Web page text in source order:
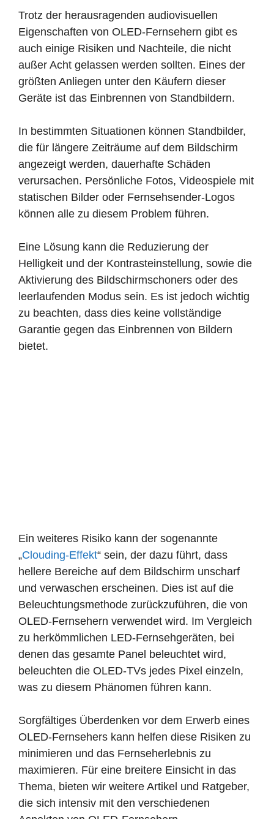
Trotz der herausragenden audiovisuellen
Eigenschaften von OLED-Fernsehern gibt es
auch einige Risiken und Nachteile, die nicht
außer Acht gelassen werden sollten. Eines der
größten Anliegen unter den Käufern dieser
Geräte ist das Einbrennen von Standbildern.
In bestimmten Situationen können Standbilder,
die für längere Zeiträume auf dem Bildschirm
angezeigt werden, dauerhafte Schäden
verursachen. Persönliche Fotos, Videospiele mit
statischen Bilder oder Fernsehsender-Logos
können alle zu diesem Problem führen.
Eine Lösung kann die Reduzierung der
Helligkeit und der Kontrasteinstellung, sowie die
Aktivierung des Bildschirmschoners oder des
leerlaufenden Modus sein. Es ist jedoch wichtig
zu beachten, dass dies keine vollständige
Garantie gegen das Einbrennen von Bildern
bietet.
Ein weiteres Risiko kann der sogenannte
„Clouding-Effekt“ sein, der dazu führt, dass
hellere Bereiche auf dem Bildschirm unscharf
und verwaschen erscheinen. Dies ist auf die
Beleuchtungsmethode zurückzuführen, die von
OLED-Fernsehern verwendet wird. Im Vergleich
zu herkömmlichen LED-Fernsehgeräten, bei
denen das gesamte Panel beleuchtet wird,
beleuchten die OLED-TVs jedes Pixel einzeln,
was zu diesem Phänomen führen kann.
Sorgfältiges Überdenken vor dem Erwerb eines
OLED-Fernsehers kann helfen diese Risiken zu
minimieren und das Fernseherlebnis zu
maximieren. Für eine breitere Einsicht in das
Thema, bieten wir weitere Artikel und Ratgeber,
die sich intensiv mit den verschiedenen